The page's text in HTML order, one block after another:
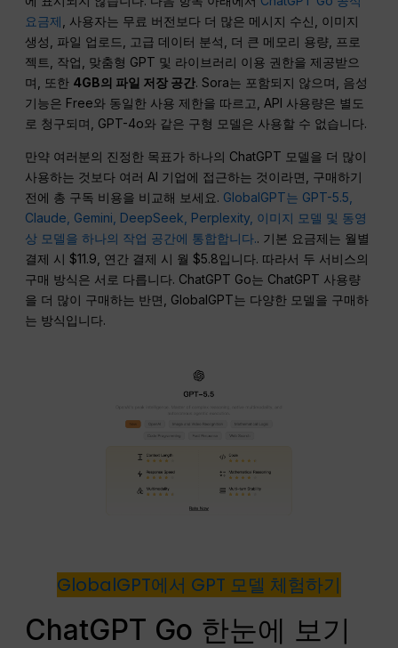
요금제
, 사용자는 무료 버전보다 더 많은 메시지 수신, 이미지
생성, 파일 업로드, 고급 데이터 분석, 더 큰 메모리 용량, 프로
젝트, 작업, 맞춤형 GPT 및 라이브러리 이용 권한을 제공받으
며, 또한 4GB의 파일 저장 공간. Sora는 포함되지 않으며, 음성
기능은 Free와 동일한 사용 제한을 따르고, API 사용량은 별도
로 청구되며, GPT-4o와 같은 구형 모델은 사용할 수 없습니다.
만약 여러분의 진정한 목표가 하나의 ChatGPT 모델을 더 많이
사용하는 것보다 여러 AI 기업에 접근하는 것이라면, 구매하기
전에 총 구독 비용을 비교해 보세요. GlobalGPT는 GPT-5.5,
Claude, Gemini, DeepSeek, Perplexity, 이미지 모델 및 동영
상 모델을 하나의 작업 공간에 통합합니다.. 기본 요금제는 월별
결제 시 $11.9, 연간 결제 시 월 $5.8입니다. 따라서 두 서비스의
구매 방식은 서로 다릅니다. ChatGPT Go는 ChatGPT 사용량
을 더 많이 구매하는 반면, GlobalGPT는 다양한 모델을 구매하
는 방식입니다.
GlobalGPT에서 GPT 모델 체험하기
ChatGPT Go 한눈에 보기